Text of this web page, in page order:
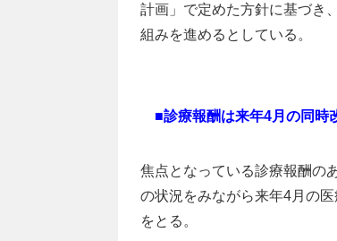
計画」で定めた方針に基づき
組みを進めるとしている。
■診療報酬は来年4月の同時
焦点となっている診療報酬の
の状況をみながら来年4月の
をとる。